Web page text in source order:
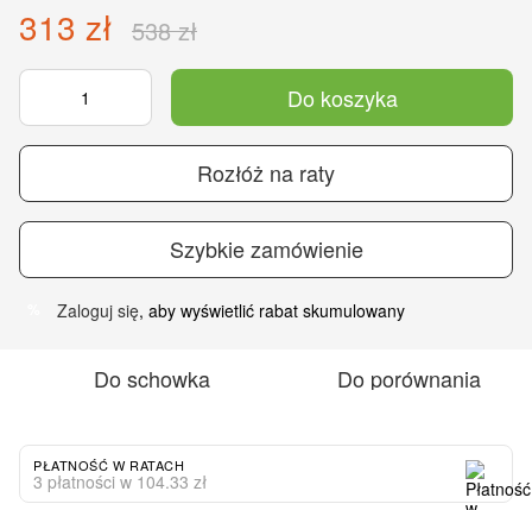
313 zł 538 zł
Do koszyka
Rozłóż na raty
Szybkie zamówienie
Zaloguj się, aby wyświetlić rabat skumulowany
Do schowka Do porównania
PŁATNOŚĆ W RATACH
3 płatności w 104.33 zł